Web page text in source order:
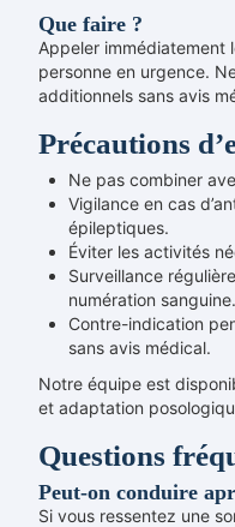
Que faire ?
Appeler immédiatement
personne en urgence.
additionnels sans avis
Précautions
Ne pas combiner
Vigilance en cas
épileptiques.
Éviter les activités
Surveillance
numération sanguine.
Contre-indication
sans avis médical.
Notre équipe est
et adaptation
Questions
Peut-on conduire
Si vous ressentez une